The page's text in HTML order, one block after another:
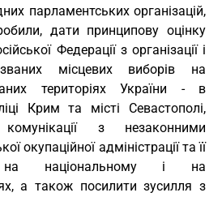
парламентських організацій,
дати принципову оцінку
Федерації з організації і
місцевих виборів на
територіях України - в
Крим та місті Севастополі,
з незаконними
окупаційної адміністрації та її
на національному і на
а також посилити зусилля з